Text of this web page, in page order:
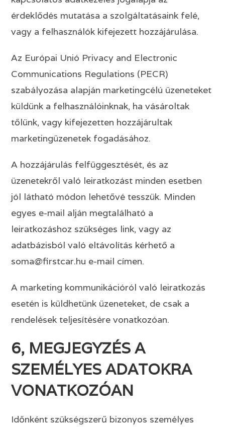
érdeklődés mutatása a szolgáltatásaink felé,
vagy a felhasználók kifejezett hozzájárulása.
Az Európai Unió Privacy and Electronic
Communications Regulations (PECR)
szabályozása alapján marketingcélú üzeneteket
küldünk a felhasználóinknak, ha vásároltak
tőlünk, vagy kifejezetten hozzájárultak
marketingüzenetek fogadásához.
A hozzájárulás felfüggesztését, és az
üzenetekről való leiratkozást minden esetben
jól látható módon lehetővé tesszük. Minden
egyes e-mail alján megtalálható a
leiratkozáshoz szükséges link, vagy az
adatbázisból való eltávolítás kérhető a
soma@firstcar.hu e-mail címen.
A marketing kommunikációról való leiratkozás
esetén is küldhetünk üzeneteket, de csak a
rendelések teljesítésére vonatkozóan.
6, MEGJEGYZÉS A
SZEMÉLYES ADATOKRA
VONATKOZÓAN
Időnként szükségszerű bizonyos személyes